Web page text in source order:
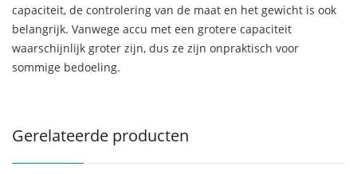
capaciteit, de controlering van de maat en het gewicht is ook
belangrijk. Vanwege accu met een grotere capaciteit
waarschijnlijk groter zijn, dus ze zijn onpraktisch voor
sommige bedoeling.
Gerelateerde producten